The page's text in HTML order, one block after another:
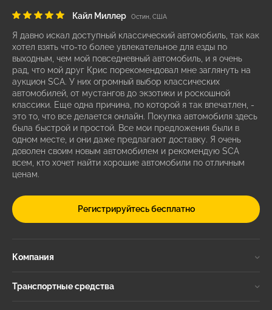
Кайл Миллер Остин, США
Я давно искал доступный классический автомобиль, так как
хотел взять что-то более увлекательное для езды по
выходным, чем мой повседневный автомобиль, и я очень
рад, что мой друг Крис порекомендовал мне заглянуть на
аукцион SCA. У них огромный выбор классических
автомобилей, от мустангов до экзотики и роскошной
классики. Еще одна причина, по которой я так впечатлен, -
это то, что все делается онлайн. Покупка автомобиля здесь
была быстрой и простой. Все мои предложения были в
одном месте, и они даже предлагают доставку. Я очень
доволен своим новым автомобилем и рекомендую SCA
всем, кто хочет найти хорошие автомобили по отличным
ценам.
Регистрируйтесь бесплатно
Компания
Транспортные средства